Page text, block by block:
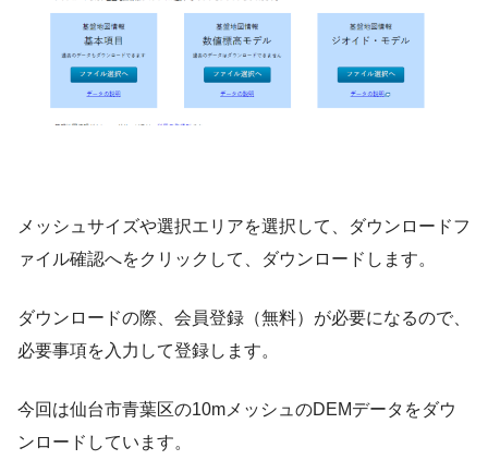
メッシュサイズや選択エリアを選択して、ダウンロードフ
ァイル確認へをクリックして、ダウンロードします。
ダウンロードの際、会員登録（無料）が必要になるので、
必要事項を入力して登録します。
今回は仙台市青葉区の10mメッシュのDEMデータをダウ
ンロードしています。